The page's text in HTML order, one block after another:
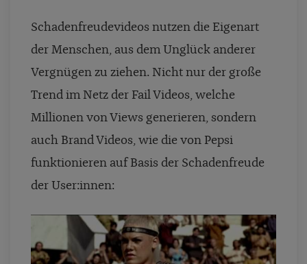
Schadenfreudevideos nutzen die Eigenart
der Menschen, aus dem Unglück anderer
Vergnügen zu ziehen. Nicht nur der große
Trend im Netz der Fail Videos, welche
Millionen von Views generieren, sondern
auch Brand Videos, wie die von Pepsi
funktionieren auf Basis der Schadenfreude
der User:innen: